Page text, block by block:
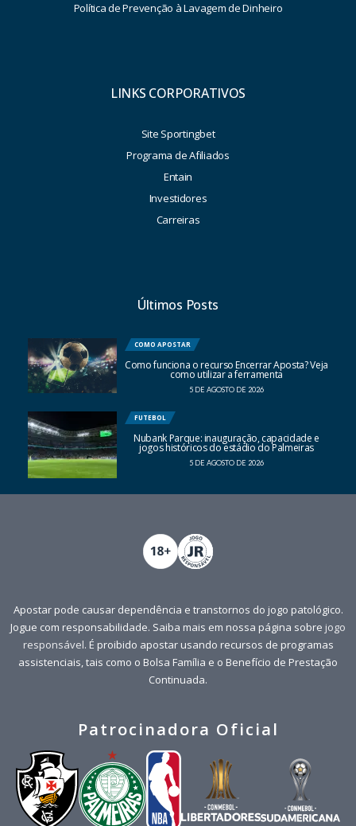
Política de Prevenção à Lavagem de Dinheiro
LINKS CORPORATIVOS
Site Sportingbet
Programa de Afiliados
Entain
Investidores
Carreiras
Últimos Posts
COMO APOSTAR
Como funciona o recurso Encerrar Aposta? Veja
como utilizar a ferramenta
5 DE AGOSTO DE 2026
FUTEBOL
Nubank Parque: inauguração, capacidade e
jogos históricos do estádio do Palmeiras
5 DE AGOSTO DE 2026
Apostar pode causar dependência e transtornos do jogo patológico.
Jogue com responsabilidade. Saiba mais em nossa página sobre jogo
responsável. É proibido apostar usando recursos de programas
assistenciais, tais como o Bolsa Família e o Benefício de Prestação
Continuada.
Patrocinadora Oficial